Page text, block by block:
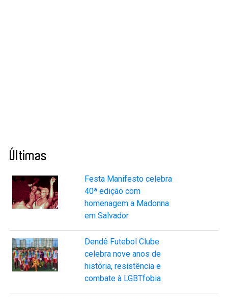
Últimas
Festa Manifesto celebra
40ª edição com
homenagem a Madonna
em Salvador
Dendê Futebol Clube
celebra nove anos de
história, resistência e
combate à LGBTfobia